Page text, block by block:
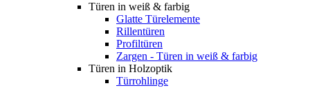
Türen in weiß & farbig
Glatte Türelemente
Rillentüren
Profiltüren
Zargen - Türen in weiß & farbig
Türen in Holzoptik
Türrohlinge